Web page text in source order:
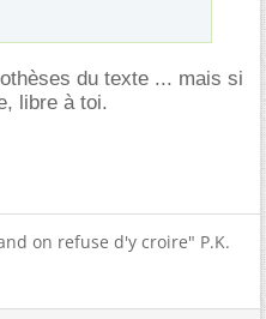
du texte ... mais si
libre à toi.
on refuse d'y croire" P.K.